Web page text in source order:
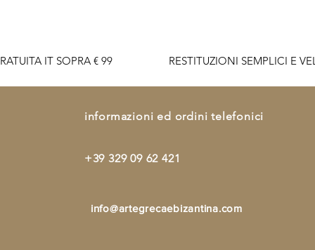
GRATUITA IT SOPRA € 99                    RESTITUZIONI
informazioni ed ordini telefonici
+39 329 09 62 421
info@artegrecaebizantina.com